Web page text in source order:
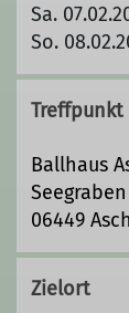
Sa.
So.
Treffpunkt
Ballhaus
06449
Zielort